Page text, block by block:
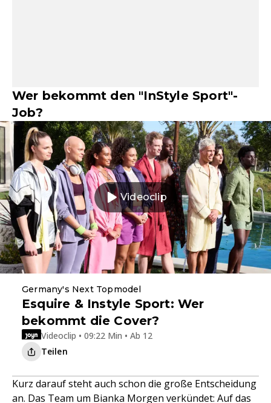
Wer bekommt den "InStyle Sport"-
Job?
Videoclip
Germany's Next Topmodel
Esquire & Instyle Sport: Wer
bekommt die Cover?
Videoclip • 09:22 Min • Ab 12
Teilen
Kurz darauf steht auch schon die große Entscheidung
an. Das Team um Bianka Morgen verkündet: Auf das